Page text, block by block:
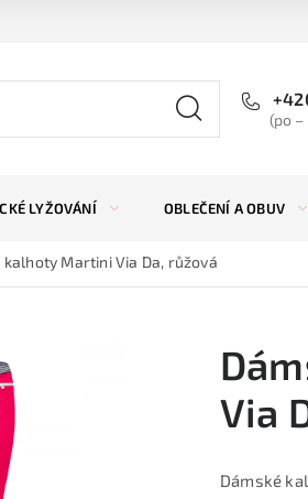
(po –
LYŽOVÁNÍ OBLEČENÍ A OBUV
kalhoty Martini Via Da, růžová
Via
Dámské